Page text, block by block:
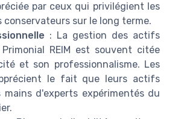
par ceux qui privilégient les
conservateurs sur le long terme.
: La gestion des actifs
REIM est souvent citée
et son professionnalisme. Les
le fait que leurs actifs
d'experts expérimentés du